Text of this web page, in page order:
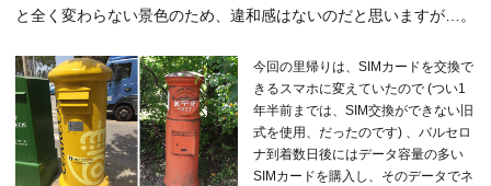
と全く変わらない景色のため、違和感はないのだと思いますが…。
今回の里帰りは、SIMカードを交換で
きるスマホに変えていたので (つい1
年半前までは、SIM交換ができない旧
式を使用、だったのです) 、バルセロ
ナ到着数日後にはデータ容量の多い
SIMカードを購入し、そのデータでネ